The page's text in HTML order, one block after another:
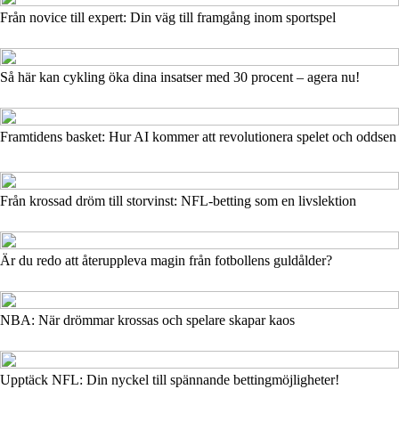
Från novice till expert: Din väg till framgång inom sportspel
Så här kan cykling öka dina insatser med 30 procent – agera nu!
Framtidens basket: Hur AI kommer att revolutionera spelet och oddsen
Från krossad dröm till storvinst: NFL-betting som en livslektion
Är du redo att återuppleva magin från fotbollens guldålder?
NBA: När drömmar krossas och spelare skapar kaos
Upptäck NFL: Din nyckel till spännande bettingmöjligheter!